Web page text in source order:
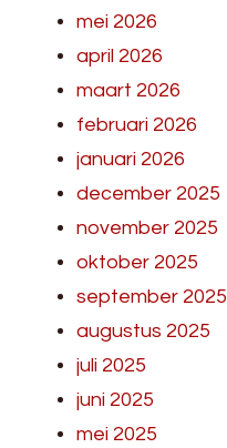
mei 2026
april 2026
maart 2026
februari 2026
januari 2026
december 2025
november 2025
oktober 2025
september 2025
augustus 2025
juli 2025
juni 2025
mei 2025